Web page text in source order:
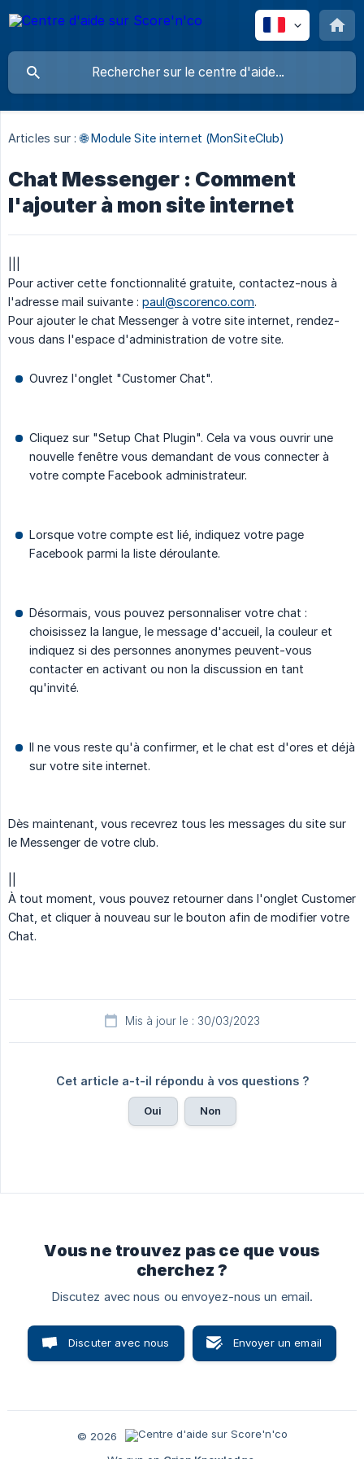
Articles sur : 🌐 Module Site internet (MonSiteClub)
Chat Messenger : Comment
l'ajouter à mon site internet
Pour activer cette fonctionnalité gratuite, contactez-nous à
l'adresse mail suivante : paul@scorenco.com.
Pour ajouter le chat Messenger à votre site internet, rendez-
vous dans l'espace d'administration de votre site.
Ouvrez l'onglet "Customer Chat".
Cliquez sur "Setup Chat Plugin". Cela va vous ouvrir une
nouvelle fenêtre vous demandant de vous connecter à
votre compte Facebook administrateur.
Lorsque votre compte est lié, indiquez votre page
Facebook parmi la liste déroulante.
Désormais, vous pouvez personnaliser votre chat :
choisissez la langue, le message d'accueil, la couleur et
indiquez si des personnes anonymes peuvent-vous
contacter en activant ou non la discussion en tant
qu'invité.
Il ne vous reste qu'à confirmer, et le chat est d'ores et déjà
sur votre site internet.
Dès maintenant, vous recevrez tous les messages du site sur
le Messenger de votre club.
À tout moment, vous pouvez retourner dans l'onglet Customer
Chat, et cliquer à nouveau sur le bouton afin de modifier votre
Chat.
Mis à jour le : 30/03/2023
Cet article a-t-il répondu à vos questions ?
Oui Non
Vous ne trouvez pas ce que vous
cherchez ?
Discutez avec nous ou envoyez-nous un email.
Discuter avec nous Envoyer un email
© 2026